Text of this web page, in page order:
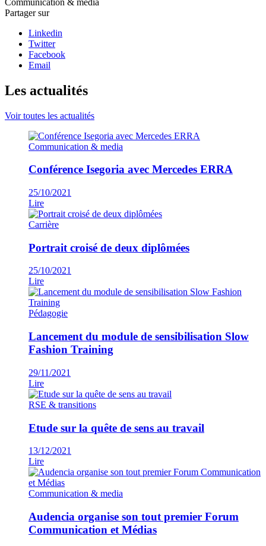
Partager sur
Linkedin
Twitter
Facebook
Email
Les actualités
Voir toutes les actualités
Communication & media
Conférence Isegoria avec Mercedes ERRA
25/10/2021
Lire
Carrière
Portrait croisé de deux diplômées
25/10/2021
Lire
Pédagogie
Lancement du module de sensibilisation Slow
Fashion Training
29/11/2021
Lire
RSE & transitions
Etude sur la quête de sens au travail
13/12/2021
Lire
Communication & media
Audencia organise son tout premier Forum
Communication et Médias